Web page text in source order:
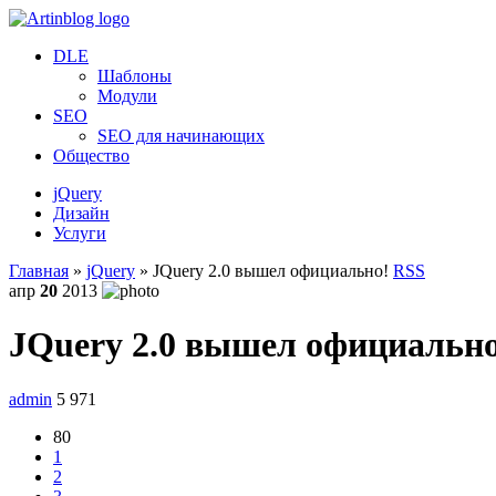
DLE
Шаблоны
Модули
SEO
SEO для начинающих
Общество
jQuery
Дизайн
Услуги
Главная » jQuery » JQuery 2.0 вышел официально! RSS
апр 20 2013
JQuery 2.0 вышел
admin 5 971
80
1
2